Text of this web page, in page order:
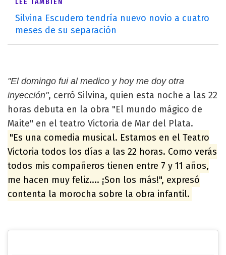
Silvina Escudero tendría nuevo novio a cuatro
meses de su separación
"El domingo fui al medico y hoy me doy otra
inyección", cerró Silvina, quien esta noche a las 22
horas debuta en la obra "El mundo mágico de
Maite" en el teatro Victoria de Mar del Plata.
"Es una comedia musical. Estamos en el Teatro
Victoria todos los días a las 22 horas. Como verás
todos mis compañeros tienen entre 7 y 11 años,
me hacen muy feliz.... ¡Son los más!", expresó
contenta la morocha sobre la obra infantil.